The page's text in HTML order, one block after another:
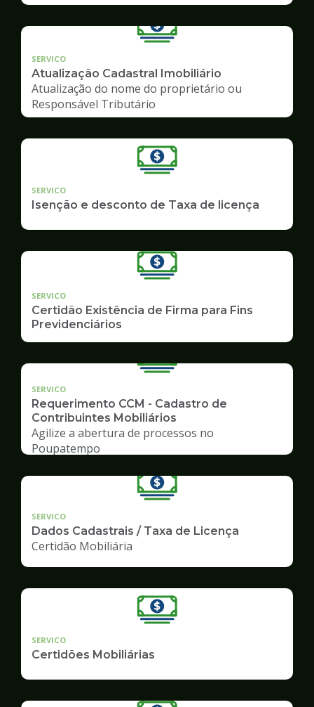
SERVICO
Atualização Cadastral Imobiliário
Atualização do nome do proprietário ou
Responsável Tributário
SERVICO
Isenção e desconto de Taxa de licença
SERVICO
Certidão Existência de Firma para Fins
Previdenciários
SERVICO
Requerimento CCM - Cadastro de
Contribuintes Mobiliários
Agilize a abertura de processos no
Poupatempo
SERVICO
Dados Cadastrais / Taxa de Licença
Certidão Mobiliária
SERVICO
Certidões Mobiliárias